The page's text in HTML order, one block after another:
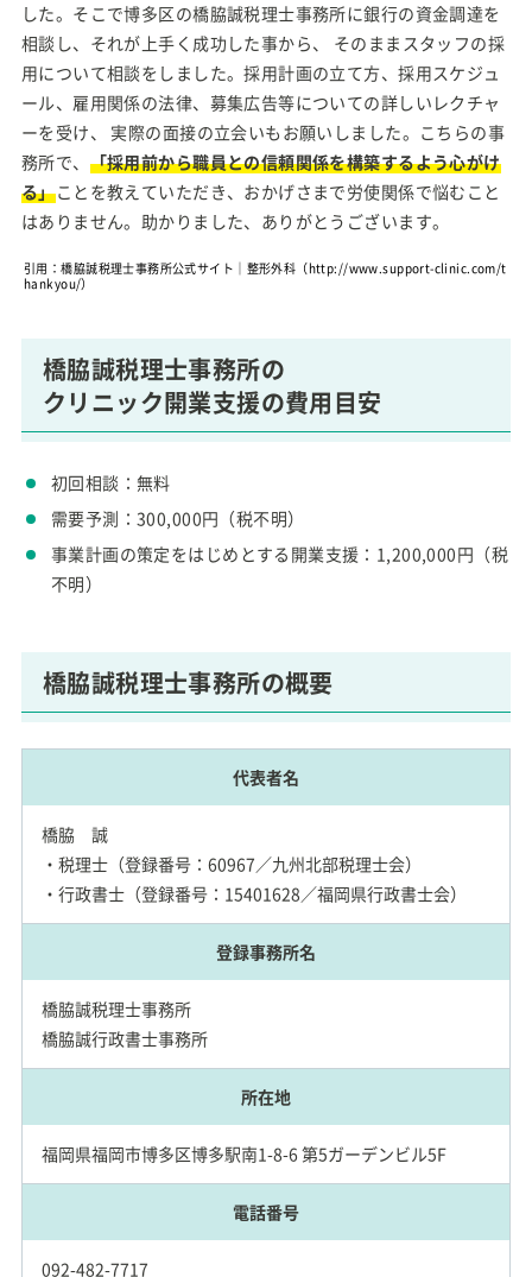
した。そこで博多区の橋脇誠税理士事務所に銀行の資金調達を
相談し、それが上手く成功した事から、 そのままスタッフの採
用について相談をしました。採用計画の立て方、採用スケジュ
ール、雇用関係の法律、募集広告等についての詳しいレクチャ
ーを受け、 実際の面接の立会いもお願いしました。こちらの事
務所で、 「採用前から職員との信頼関係を構築するよう心がけ
る」ことを教えていただき、おかげさまで労使関係で悩むこと
はありません。助かりました、ありがとうございます。
引用：橋脇誠税理士事務所公式サイト｜整形外科（http://www.support-clinic.com/t
hankyou/）
橋脇誠税理士事務所の
クリニック開業支援の費用目安
初回相談：無料
需要予測：300,000円（税不明）
事業計画の策定をはじめとする開業支援：1,200,000円（税
不明）
橋脇誠税理士事務所の概要
代表者名
橋脇 誠
・税理士（登録番号：60967／九州北部税理士会）
・行政書士（登録番号：15401628／福岡県行政書士会）
登録事務所名
橋脇誠税理士事務所
橋脇誠行政書士事務所
所在地
福岡県福岡市博多区博多駅南1-8-6 第5ガーデンビル5F
電話番号
092-482-7717